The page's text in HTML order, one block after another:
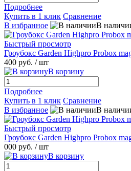
Подробнее
Купить в 1 клик Сравнение
В избранное
В
Быстрый просмотр
Гроубокс Garden Highpro Probox
400 руб. / шт
В корзину
Подробнее
Купить в 1 клик Сравнение
В избранное
В
Быстрый просмотр
Гроубокс Garden Highpro Probox
000 руб. / шт
В корзину